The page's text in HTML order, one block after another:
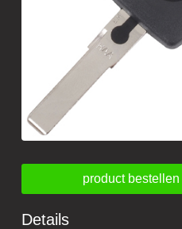
product bestellen
Details